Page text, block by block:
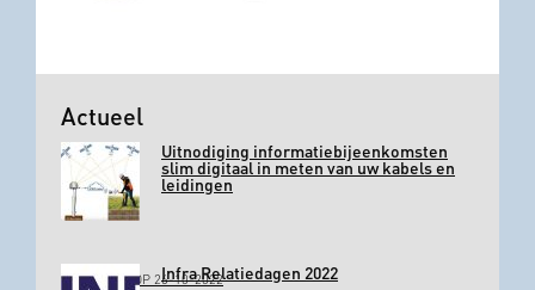
Actueel
Uitnodiging informatiebijeenkomsten
slim digitaal in meten van uw kabels en
leidingen
GEPLAATST OP 26-10-2022Infra Relatiedagen 2022